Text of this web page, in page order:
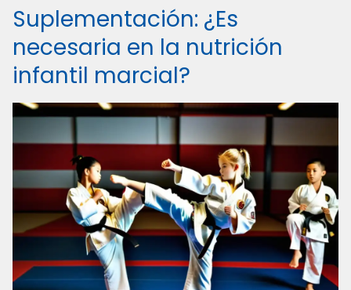
Suplementación: ¿Es
necesaria en la nutrición
infantil marcial?